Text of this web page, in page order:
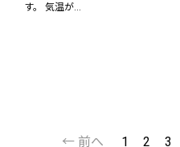
す。 気温が...
前へ 1 2 3